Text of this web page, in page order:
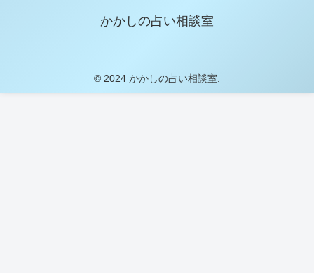
かかしの占い相談室
© 2024 かかしの占い相談室.